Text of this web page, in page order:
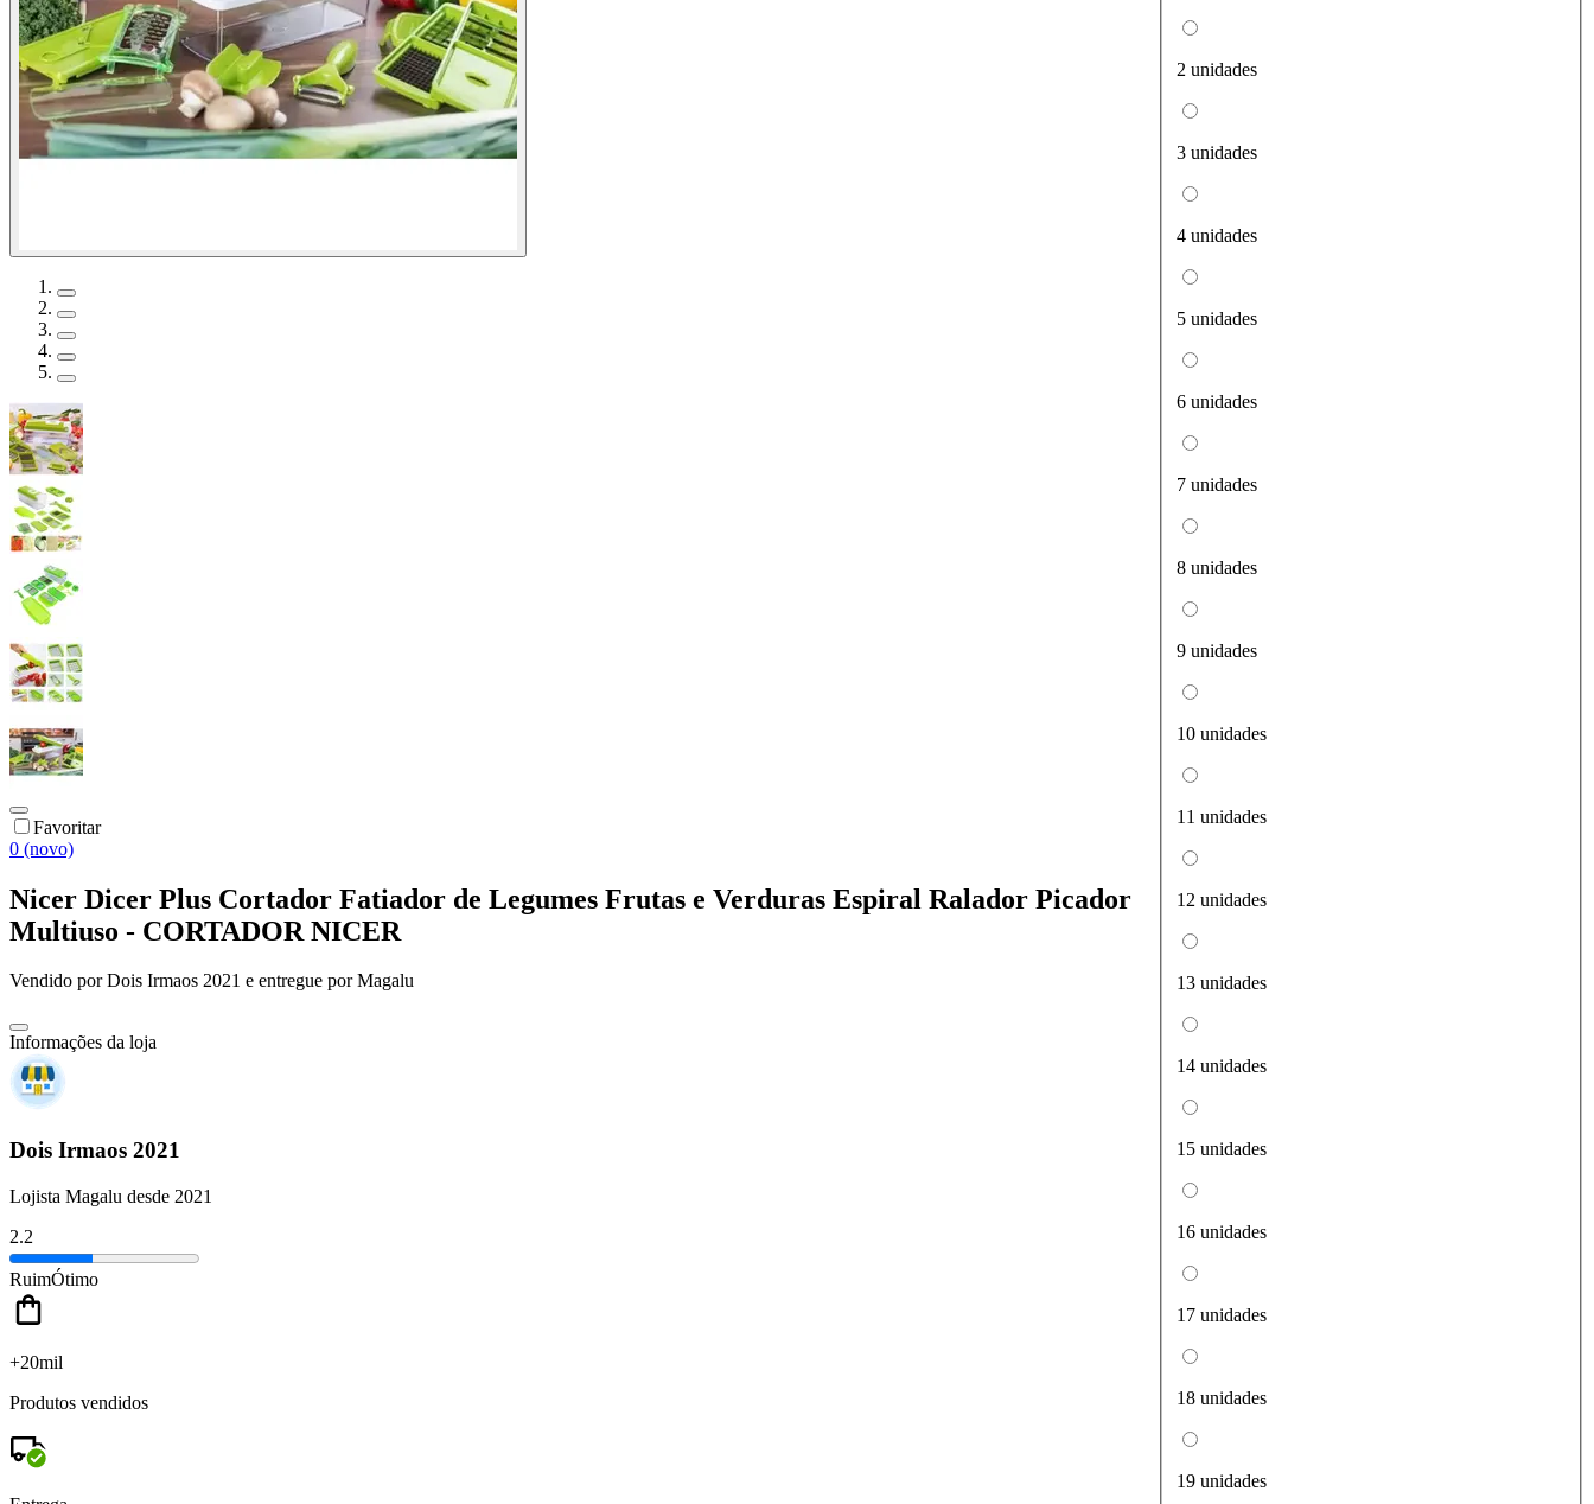
Favoritar
0 (novo)
Nicer Dicer Plus Cortador Fatiador de Legumes Frutas e Verduras Espiral Ralador Picador
Multiuso - CORTADOR NICER
Vendido porDois Irmaos 2021 e entregue por Magalu
Informações da loja
Dois Irmaos 2021
Lojista Magalu desde 2021
2.2
RuimÓtimo
+20mil
Produtos vendidos
2 unidades
3 unidades
4 unidades
5 unidades
6 unidades
7 unidades
8 unidades
9 unidades
10 unidades
11 unidades
12 unidades
13 unidades
14 unidades
15 unidades
16 unidades
17 unidades
18 unidades
19 unidades